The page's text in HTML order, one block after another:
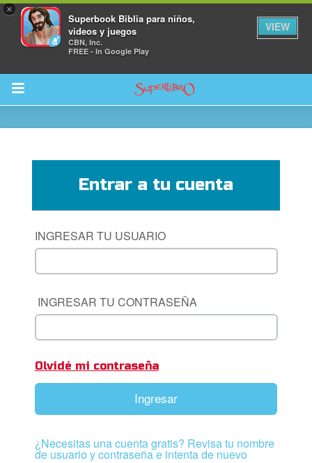
×
Superbook Biblia para niños,
videos y juegos
CBN, Inc.
FREE - In Google Play
VIEW
Return to Content
Superbook USA
Entrar a tu cuenta
INGRESAR TU USUARIO
INGRESAR TU CONTRASEÑA
Olvidé mi contraseña
Ingresar
¿Necesitas una cuenta gratis? Revisa tu nombre
de usuario y contraseña e intenta de nuevo